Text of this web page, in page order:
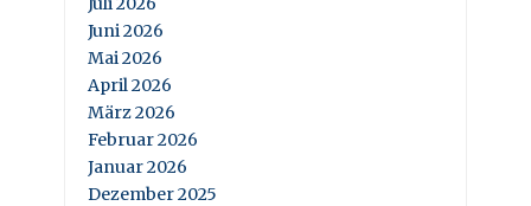
Juni 2026
Mai 2026
April 2026
März 2026
Februar 2026
Januar 2026
Dezember 2025